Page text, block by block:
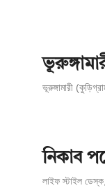
ভূরুঙ্গামারী
নিকাব
লাইফ স্টাইল